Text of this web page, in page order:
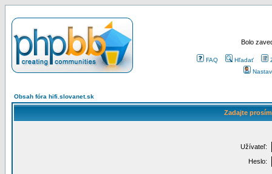
Bolo
FAQ Hľadať
Obsah fóra hifi.slovanet.sk
Zadajte
Užívateľ:
Heslo: